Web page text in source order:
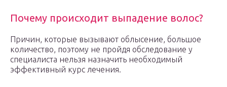
Почему происходит выпадение волос?
Причин, которые вызывают облысение, большое
количество, поэтому не пройдя обследование у
специалиста нельзя назначить необходимый
эффективный курс лечения.